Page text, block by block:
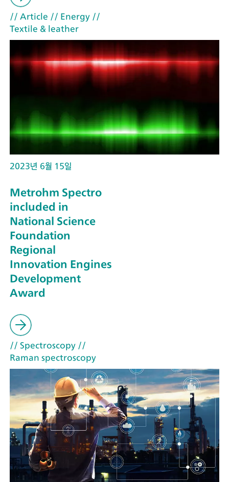
// Article // Energy //
Textile & leather
2023년 6월 15일
Metrohm Spectro
included in
National Science
Foundation
Regional
Innovation Engines
Development
Award
// Spectroscopy //
Raman spectroscopy